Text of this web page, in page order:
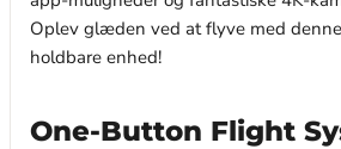
Oplev glæden ved at flyve med
holdbare enhed!
One-Button Flight